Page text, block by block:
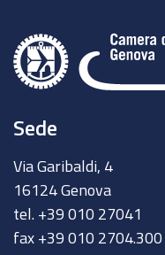
Sede
Via Garibaldi, 4
16124 Genova
tel. +39 010 27041
fax +39 010 2704.300